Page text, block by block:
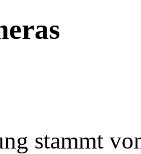
stammt